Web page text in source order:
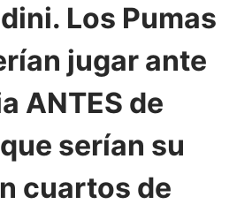
Los Pumas
jugar ante
ANTES de
serían su
cuartos de